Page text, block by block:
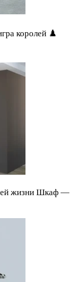
королей ♟️
жизни Шкаф —